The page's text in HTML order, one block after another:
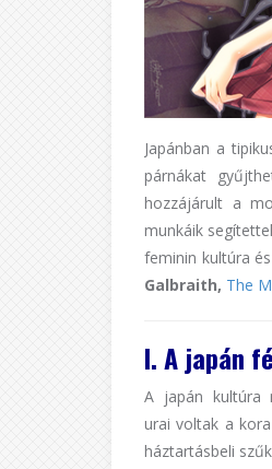
Japánban a
párnákat
hozzájárult a
munkáik
feminin kultúra
Galbraith, The
I. A japán
A japán kultúra
urai voltak a
háztartásbeli